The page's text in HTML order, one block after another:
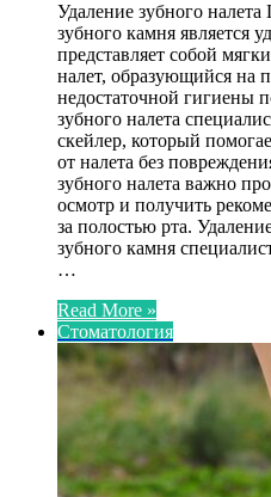
Удаление зубного
зубного камня является
представляет собой
налет, образующийся на
недостаточной гигиены
зубного налета
скейлер, который
от налета без
зубного налета важно
осмотр и получить
за полостью рта.
зубного камня
…
Read More »
Стоматология